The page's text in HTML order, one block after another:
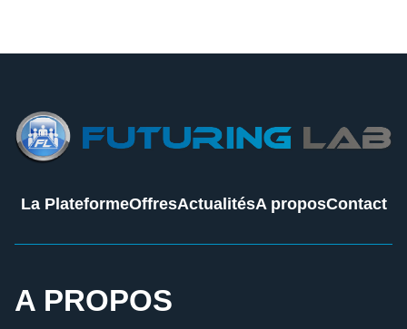
La PlateformeOffresActualitésA proposContact
A PROPOS